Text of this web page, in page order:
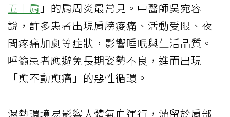
五十肩 」的肩周炎最常見。中醫師吳宛容
說，許多患者出現肩膀痠痛、活動受限、夜
間疼痛加劇等症狀，影響睡眠與生活品質。
呼籲患者應避免長期姿勢不良，進而出現
「愈不動愈痛」的惡性循環。
濕熱環境易影響人體氣血運行，滯留於肩部